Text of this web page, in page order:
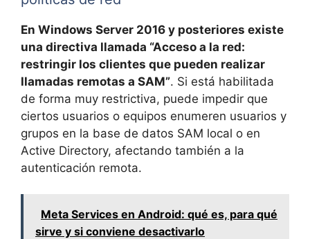
En Windows Server 2016 y posteriores existe
una directiva llamada “Acceso a la red:
restringir los clientes que pueden realizar
llamadas remotas a SAM”. Si está habilitada
de forma muy restrictiva, puede impedir que
ciertos usuarios o equipos enumeren usuarios y
grupos en la base de datos SAM local o en
Active Directory, afectando también a la
autenticación remota.
Meta Services en Android: qué es, para qué
sirve y si conviene desactivarlo